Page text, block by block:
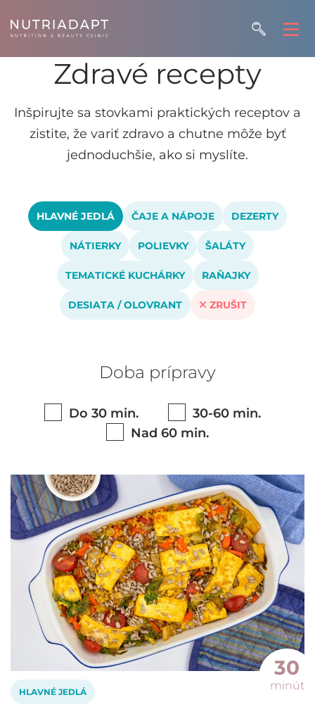
Zdravé recepty
Inšpirujte sa stovkami praktických receptov a
zistite, že variť zdravo a chutne môže byť
jednoduchšie, ako si myslíte.
HLAVNÉ JEDLÁ ČAJE A NÁPOJE DEZERTY
NÁTIERKY POLIEVKY ŠALÁTY
TEMATICKÉ KUCHÁRKY RAŇAJKY
DESIATA / OLOVRANT ZRUŠIT
Doba prípravy
Do 30 min.
30-60 min.
Nad 60 min.
HLAVNÉ JEDLÁ
30
minút